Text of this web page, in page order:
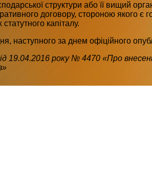
структури або її вищий
договору, стороною якого
капіталу.
наступного за днем ​​офіційного
19.04.2016 року № 4470 «Про